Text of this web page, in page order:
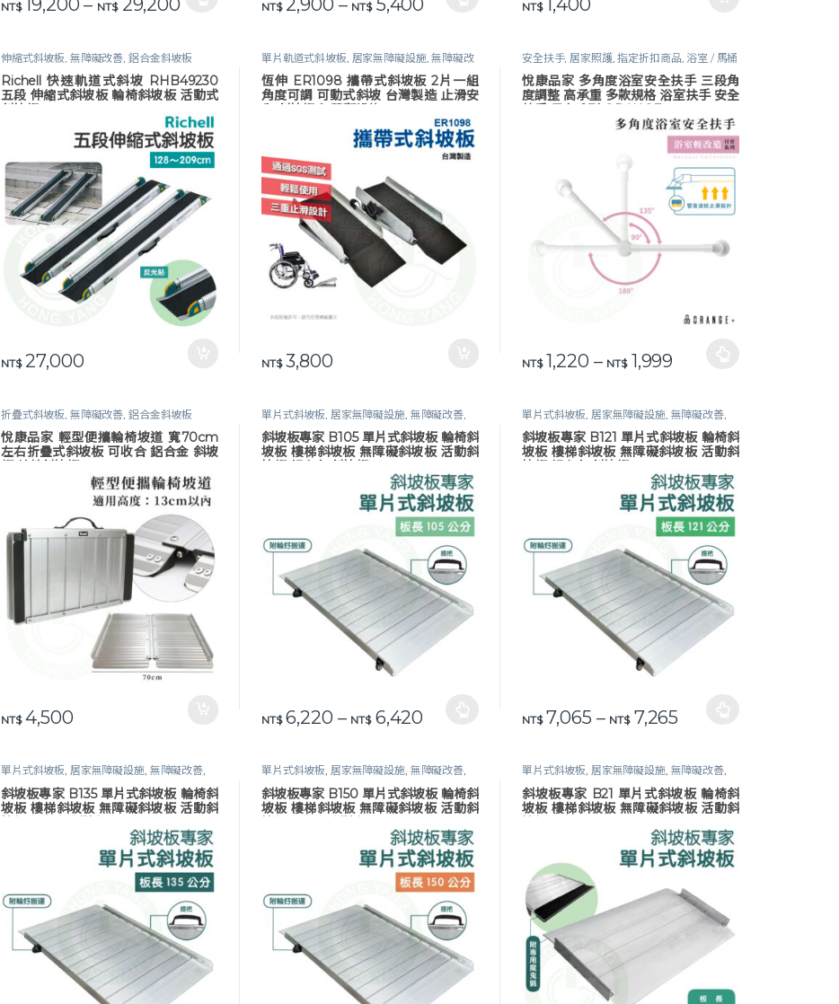
NT$19,200 – NT$29,200
此產品有多種款式。 可在產品頁面選擇選項 NT$2,900 – NT$5,400
此產品有多種款式。 可在產品頁面選擇選項 NT$1,400
伸縮式斜坡板 無障礙改善 鋁合金斜坡板
Richell 快速軌道式斜坡 RHB49230
五段 伸縮式斜坡板 輪椅斜坡板 活動式
斜坡板
NT$27,000
單片軌道式斜坡板 居家無障礙設施,無障礙改
善,鋁合金斜坡板 長照專區
恆伸 ER1098 攜帶式斜坡板 2片一組
角度可調 可動式斜坡 台灣製造 止滑安
全 斜坡板 無障礙設施
NT$3,800
安全扶手, 居家照護,指定折扣商品, 浴室 / 馬桶
安全扶手,無障礙改善,衛浴安全
悅康品家 多角度浴室安全扶手 三段角
度調整 高承重 多款規格 浴室扶手 安全
扶手 日安系列 ORANGE+
NT$1,220 – NT$1,999
此產品有多種款式。 可在產品頁面選擇選項
折疊式斜坡板 無障礙改善 鋁合金斜坡板
悅康品家 輕型便攜輪椅坡道 寬70cm
左右折疊式斜坡板 可收合 鋁合金 斜坡
板 輪椅斜坡板
NT$4,500
單片式斜坡板 居家無障礙設施, 無障礙改善,
鋁合金斜坡板 ,長照專區
斜坡板專家 B105 單片式斜坡板 輪椅斜
坡板 樓梯斜坡板 無障礙斜坡板 活動斜
坡板 鋁合金 斜坡板
NT$6,220 – NT$6,420 價格範圍：NT$ 6,220 到 NT$ 6,420
此產品有多種款式。 可在產品頁面選擇選項
單片式斜坡板 居家無障礙設施, 無障礙改善,
鋁合金斜坡板 長照專區
斜坡板專家 B121 單片式斜坡板 輪椅斜
坡板 樓梯斜坡板 無障礙斜坡板 活動斜
坡板 鋁合金 斜坡板
NT$7,065 – NT$7,265
此產品有多種款式。 可在產品頁面選擇選項
單片式斜坡板, 居家無障礙設施, 無障礙改善,
鋁合金斜坡板 長照專區
斜坡板專家 B135 單片式斜坡板 輪椅斜
坡板 樓梯斜坡板 無障礙斜坡板 活動斜
單片式斜坡板, 居家無障礙設施, 無障礙改善,
鋁合金斜坡板 ,長照專區
斜坡板專家 B150 單片式斜坡板 輪椅斜
坡板 樓梯斜坡板 無障礙斜坡板 活動斜
單片式斜坡板, 居家無障礙設施, 無障礙改善,
鋁合金斜坡板, 長照專區
斜坡板專家 B21 單片式斜坡板 輪椅斜
坡板 樓梯斜坡板 無障礙斜坡板 活動斜